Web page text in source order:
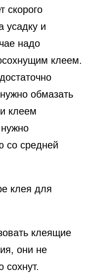
скорого
усадку и
надо
клеем.
обмазать
клеем
со средней
клеящие
они не
сохнут.